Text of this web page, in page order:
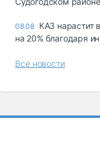
08.08 КАЗ нарастит
на 20% благодаря
Все новости